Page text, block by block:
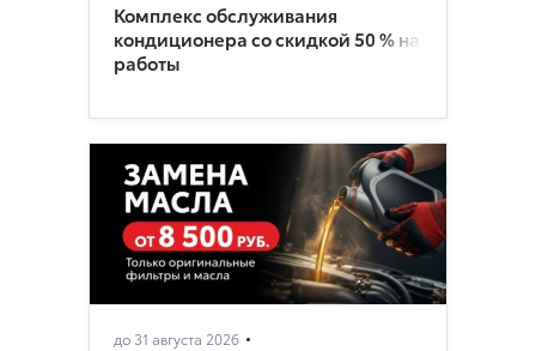
Комплекс обслуживания
кондиционера со скидкой 50 % на
работы
до 31 августа 2026